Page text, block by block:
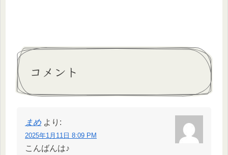
コメント
まめ より:
2025年1月11日 8:09 PM
こんばんは♪